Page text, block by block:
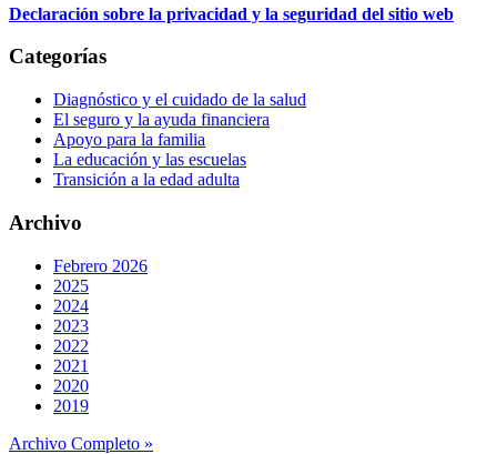
Declaración sobre la privacidad y la seguridad del sitio web
Categorías
Diagnóstico y el cuidado de la salud
El seguro y la ayuda financiera
Apoyo para la familia
La educación y las escuelas
Transición a la edad adulta
Archivo
Febrero 2026
2025
2024
2023
2022
2021
2020
2019
Archivo Completo »